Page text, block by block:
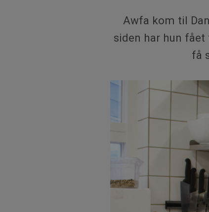
Awfa kom til
siden har hun fået
få